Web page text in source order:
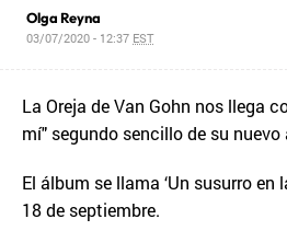
Olga Reyna
03/07/2020 - 12:37 EST
La Oreja de Van Gohn nos llega
mí" segundo sencillo de su nuevo
El álbum se llama ‘Un susurro en
18 de septiembre.